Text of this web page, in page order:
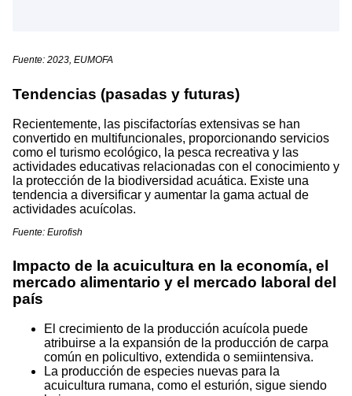
Fuente: 2023, EUMOFA
Tendencias (pasadas y futuras)
Recientemente, las piscifactorías extensivas se han
convertido en multifuncionales, proporcionando servicios
como el turismo ecológico, la pesca recreativa y las
actividades educativas relacionadas con el conocimiento y
la protección de la biodiversidad acuática. Existe una
tendencia a diversificar y aumentar la gama actual de
actividades acuícolas.
Fuente: Eurofish
Impacto de la acuicultura en la economía, el
mercado alimentario y el mercado laboral del
país
El crecimiento de la producción acuícola puede
atribuirse a la expansión de la producción de carpa
común en policultivo, extendida o semiintensiva.
La producción de especies nuevas para la
acuicultura rumana, como el esturión, sigue siendo